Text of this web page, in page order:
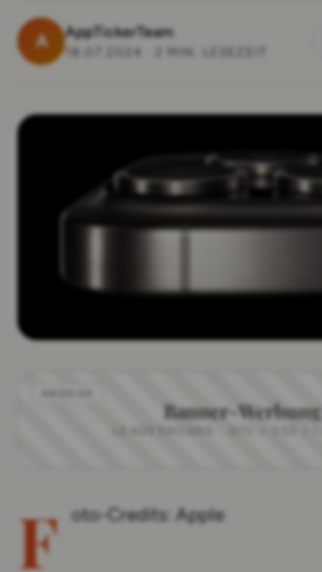
A AppTickerTeam
18.07.2024
Banner-Werbung
F oto-Credits: Apple